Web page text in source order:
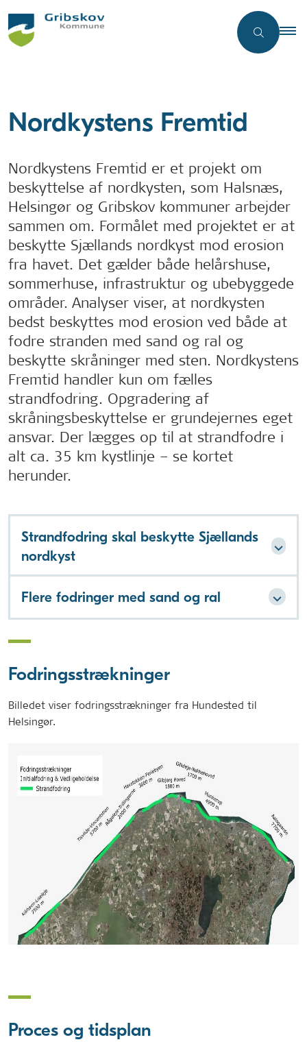
Nordkystens Fremtid
Nordkystens Fremtid er et projekt om
beskyttelse af nordkysten, som Halsnæs,
Helsingør og Gribskov kommuner arbejder
sammen om. Formålet med projektet er at
beskytte Sjællands nordkyst mod erosion
fra havet. Det gælder både helårshuse,
sommerhuse, infrastruktur og ubebyggede
områder. Analyser viser, at nordkysten
bedst beskyttes mod erosion ved både at
fodre stranden med sand og ral og
beskytte skråninger med sten. Nordkystens
Fremtid handler kun om fælles
strandfodring. Opgradering af
skråningsbeskyttelse er grundejernes eget
ansvar. Der lægges op til at strandfodre i
alt ca. 35 km kystlinje – se kortet
herunder.
Strandfodring skal beskytte Sjællands
nordkyst
Flere fodringer med sand og ral
Fodringsstrækninger
Billedet viser fodringsstrækninger fra Hundested til
Helsingør.
Proces og tidsplan